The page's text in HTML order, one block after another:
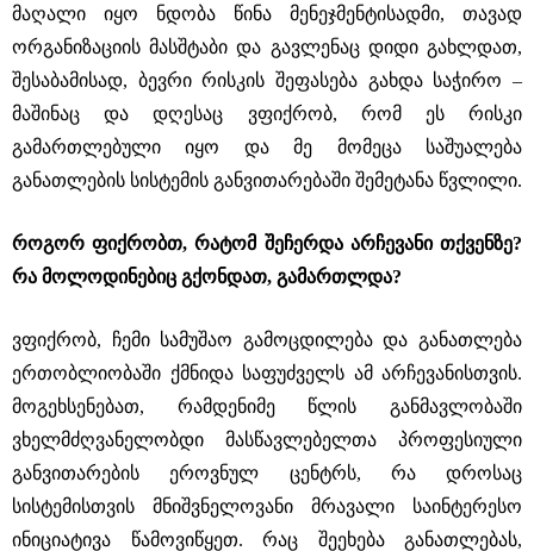
მაღალი იყო ნდობა წინა მენეჯმენტისადმი, თავად
ორგანიზაციის მასშტაბი და გავლენაც დიდი გახლდათ,
შესაბამისად, ბევრი რისკის შეფასება გახდა საჭირო –
მაშინაც და დღესაც ვფიქრობ, რომ ეს რისკი
გამართლებული იყო და მე მომეცა საშუალება
განათლების სისტემის განვითარებაში შემეტანა წვლილი.
როგორ ფიქრობთ, რატომ შეჩერდა არჩევანი თქვენზე?
რა მოლოდინებიც გქონდათ, გამართლდა?
ვფიქრობ, ჩემი სამუშაო გამოცდილება და განათლება
ერთობლიობაში ქმნიდა საფუძველს ამ არჩევანისთვის.
მოგეხსენებათ, რამდენიმე წლის განმავლობაში
ვხელმძღვანელობდი მასწავლებელთა პროფესიული
განვითარების ეროვნულ ცენტრს, რა დროსაც
სისტემისთვის მნიშვნელოვანი მრავალი საინტერესო
ინიციატივა წამოვიწყეთ. რაც შეეხება განათლებას,